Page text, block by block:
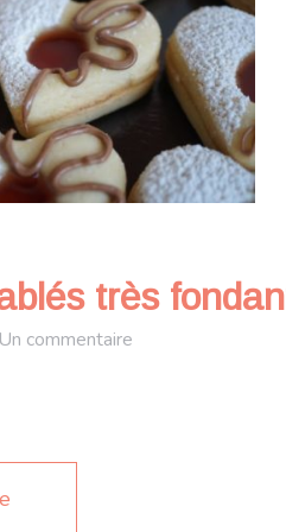
et
confiture
de
caramélisé
très
Un commentaire